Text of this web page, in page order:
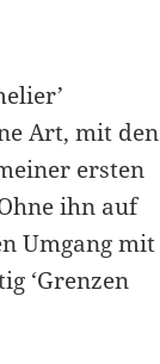
Art, mit den
ersten
ihn auf
Umgang mit
‘Grenzen